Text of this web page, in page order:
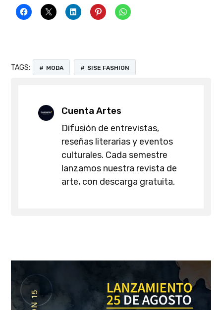
TAGS: MODA SISE FASHION
Cuenta Artes
Difusión de entrevistas,
reseñas literarias y eventos
culturales. Cada semestre
lanzamos nuestra revista de
arte, con descarga gratuita.